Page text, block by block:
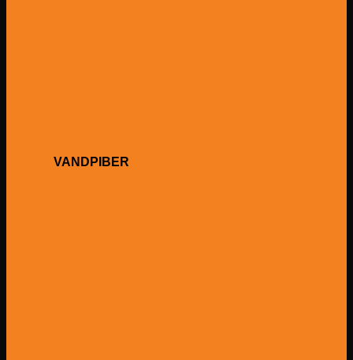
VANDPIBER